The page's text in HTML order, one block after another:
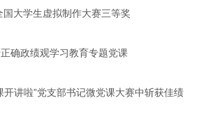
大学生虚拟制作大赛三等奖
确政绩观学习教育专题党课
开讲啦”党支部书记微党课大赛中斩获佳绩